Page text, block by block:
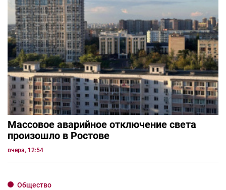
Массовое аварийное отключение света
произошло в Ростове
вчера, 12:54
Общество